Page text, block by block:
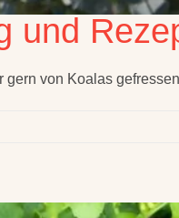
und
von Koalas